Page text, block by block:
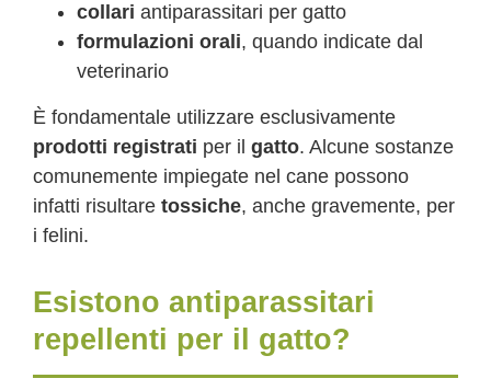
collari antiparassitari per gatto
formulazioni orali, quando indicate dal
veterinario
È fondamentale utilizzare esclusivamente
prodotti registrati per il gatto. Alcune sostanze
comunemente impiegate nel cane possono
infatti risultare tossiche, anche gravemente, per
i felini.
Esistono antiparassitari
repellenti per il gatto?